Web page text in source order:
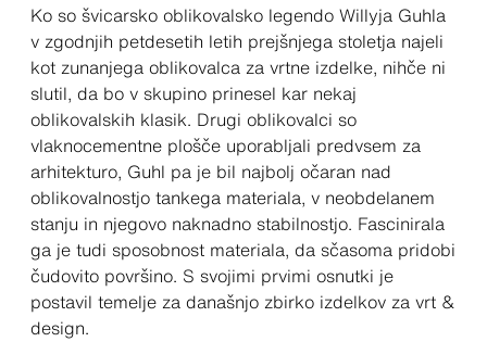
Ko so švicarsko oblikovalsko legendo Willyja Guhla
v zgodnjih petdesetih letih prejšnjega stoletja najeli
kot zunanjega oblikovalca za vrtne izdelke, nihče ni
slutil, da bo v skupino prinesel kar nekaj
oblikovalskih klasik. Drugi oblikovalci so
vlaknocementne plošče uporabljali predvsem za
arhitekturo, Guhl pa je bil najbolj očaran nad
oblikovalnostjo tankega materiala, v neobdelanem
stanju in njegovo naknadno stabilnostjo. Fascinirala
ga je tudi sposobnost materiala, da sčasoma pridobi
čudovito površino. S svojimi prvimi osnutki je
postavil temelje za današnjo zbirko izdelkov za vrt &
design.